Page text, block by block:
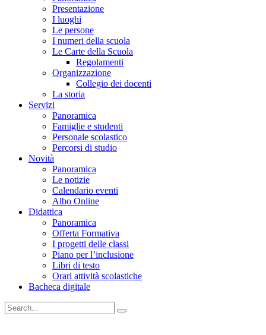
Presentazione
I luoghi
Le persone
I numeri della scuola
Le Carte della Scuola
Regolamenti
Organizzazione
Collegio dei docenti
La storia
Servizi
Panoramica
Famiglie e studenti
Personale scolastico
Percorsi di studio
Novità
Panoramica
Le notizie
Calendario eventi
Albo Online
Didattica
Panoramica
Offerta Formativa
I progetti delle classi
Piano per l’inclusione
Libri di testo
Orari attività scolastiche
Bacheca digitale